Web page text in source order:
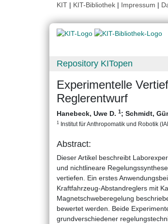
KIT | KIT-Bibliothek | Impressum |
Repository KITopen
Experimentelle
Reglerentwurf
Hanebeck, Uwe D. 1; Schmidt,
1 Institut für Anthropomatik und Robotik
Abstract:
Dieser Artikel beschreibt
und nichtlineare
vertiefen. Ein erstes
Kraftfahrzeug-Abstandreglers mit
Magnetschweberegelung
bewertet werden. Beide
grundverschiedener